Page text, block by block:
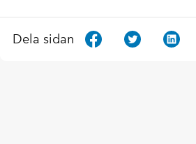
Dela sidan